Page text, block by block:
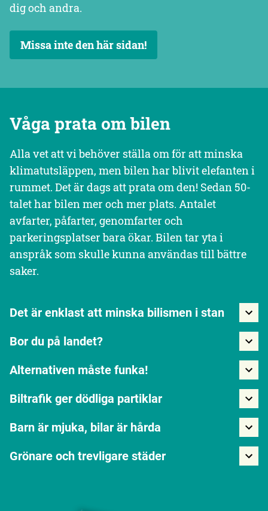
dig och andra.
Missa inte den här sidan!
Våga prata om bilen
Alla vet att vi behöver ställa om för att minska
klimatutsläppen, men bilen har blivit elefanten i
rummet. Det är dags att prata om den! Sedan 50-
talet har bilen mer och mer plats. Antalet
avfarter, påfarter, genomfarter och
parkeringsplatser bara ökar. Bilen tar yta i
anspråk som skulle kunna användas till bättre
saker.
Det är enklast att minska bilismen i stan
Bor du på landet?
Alternativen måste funka!
Biltrafik ger dödliga partiklar
Barn är mjuka, bilar är hårda
Grönare och trevligare städer